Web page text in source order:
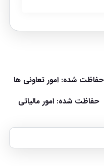
حفاظت شده: امور تعاونی ها
حفاظت شده: امور مالیاتی